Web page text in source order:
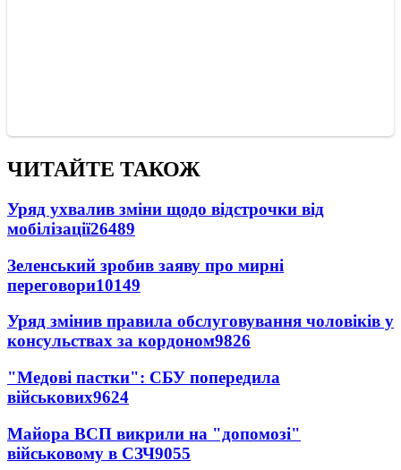
ЧИТАЙТЕ ТАКОЖ
Уряд ухвалив зміни щодо відстрочки від
мобілізації26489
Зеленський зробив заяву про мирні
переговори10149
Уряд змінив правила обслуговування чоловіків у
консульствах за кордоном9826
"Медові пастки": СБУ попередила
військових9624
Майора ВСП викрили на "допомозі"
військовому в СЗЧ9055